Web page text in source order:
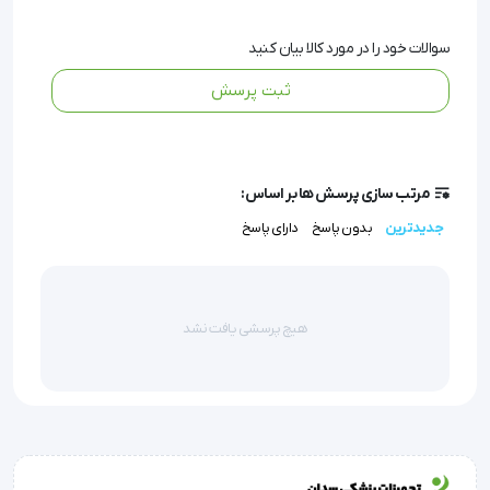
الاستیکی و جوراب های درمانی الاستیک میباشد، در
سوالات خود را در مورد کالا بیان کنید
ثبت پرسش
مرتب سازی پرسش ها بر اساس:
جدیدترین بدون پاسخ دارای پاسخ
هیچ پرسشی یافت نشد